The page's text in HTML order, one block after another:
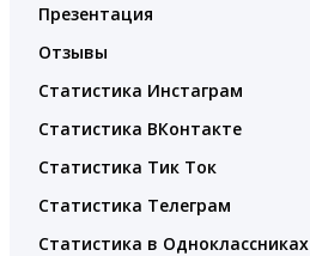
Презентация
Отзывы
Статистика Инстаграм
Статистика ВКонтакте
Статистика Тик Ток
Статистика Телеграм
Статистика в Одноклассниках